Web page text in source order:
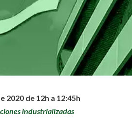
2020 de 12h a 12:45h
industrializadas